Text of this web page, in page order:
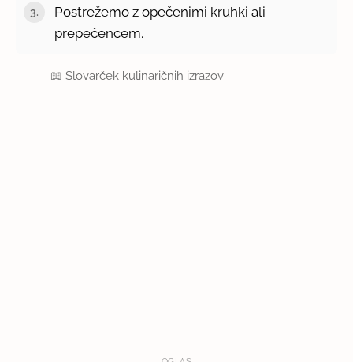
Postrežemo z opečenimi kruhki ali
prepečencem.
📖Slovarček kulinaričnih izrazov